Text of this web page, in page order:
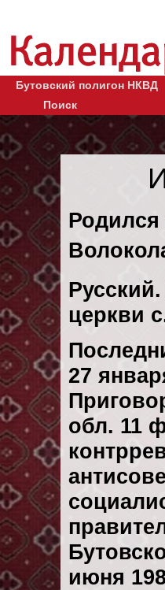
Бутовский полигон НКВД
Поиск
Родился
церкви
27
обл. 11
июня